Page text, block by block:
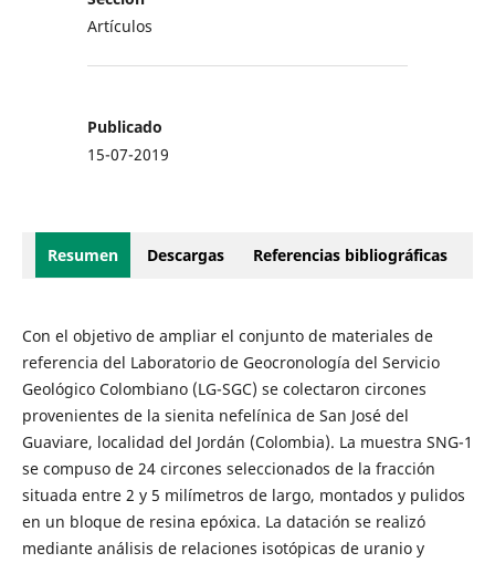
Artículos
Publicado
15-07-2019
Resumen Descargas Referencias bibliográficas
Con el objetivo de ampliar el conjunto de materiales de
referencia del Laboratorio de Geocronología del Servicio
Geológico Colombiano (LG-SGC) se colectaron circones
provenientes de la sienita nefelínica de San José del
Guaviare, localidad del Jordán (Colombia). La muestra SNG-1
se compuso de 24 circones seleccionados de la fracción
situada entre 2 y 5 milímetros de largo, montados y pulidos
en un bloque de resina epóxica. La datación se realizó
mediante análisis de relaciones isotópicas de uranio y